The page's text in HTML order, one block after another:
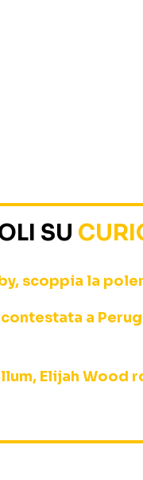
SU
scoppia la
contestata a
Elijah Wood